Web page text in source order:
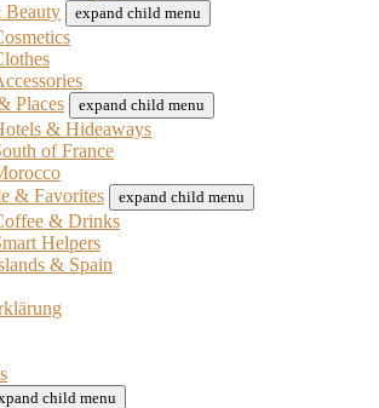
Beauty
expand child menu
Places
expand child menu
& Hideaways
of France
& Favorites
expand child menu
& Drinks
Helpers
& Spain
child menu